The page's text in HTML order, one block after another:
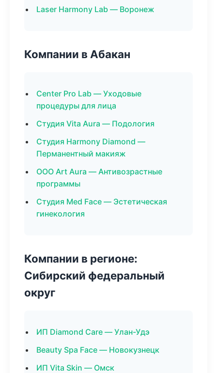
Laser Harmony Lab — Воронеж
Компании в Абакан
Center Pro Lab — Уходовые
процедуры для лица
Студия Vita Aura — Подология
Студия Harmony Diamond —
Перманентный макияж
ООО Art Aura — Антивозрастные
программы
Студия Med Face — Эстетическая
гинекология
Компании в регионе:
Сибирский федеральный
округ
ИП Diamond Care — Улан-Удэ
Beauty Spa Face — Новокузнецк
ИП Vita Skin — Омск